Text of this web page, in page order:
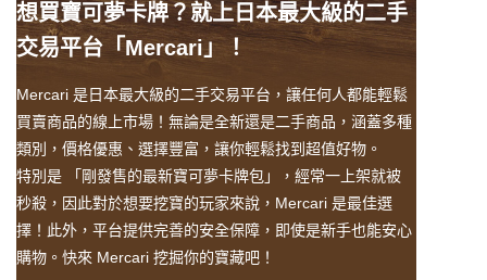
想買寶可夢卡牌？就上日本最大級的二手
交易平台「Mercari」！
Mercari 是日本最大級的二手交易平台，讓任何人都能輕鬆
買賣商品的線上市場！無論是全新還是二手商品，涵蓋多種
類別，價格優惠、選擇豐富，讓你輕鬆找到超值好物。
特別是 「剛發售的最新寶可夢卡牌包」，經常一上架就被
秒殺，因此對於想要挖寶的玩家來說，Mercari 是最佳選
擇！此外，平台提供完善的安全保障，即使是新手也能安心
購物。快來 Mercari 挖掘你的寶藏吧！